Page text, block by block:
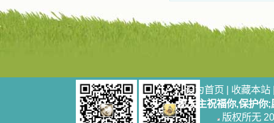
设为首页 | 收藏本站
愿天主祝福你,保护你
版权所无